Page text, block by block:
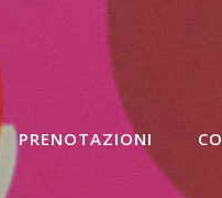
PRENOTAZIONI